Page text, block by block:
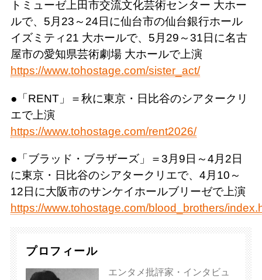
トミューゼ上田市交流文化芸術センター 大ホー
ルで、5月23～24日に仙台市の仙台銀行ホール
イズミティ21 大ホールで、5月29～31日に名古
屋市の愛知県芸術劇場 大ホールで上演
https://www.tohostage.com/sister_act/
●「RENT」＝秋に東京・日比谷のシアタークリ
エで上演
https://www.tohostage.com/rent2026/
●「ブラッド・ブラザーズ」＝3月9日～4月2日
に東京・日比谷のシアタークリエで、4月10～
12日に大阪市のサンケイホールブリーゼで上演
https://www.tohostage.com/blood_brothers/
プロフィール
エンタメ批評家・インタビュ